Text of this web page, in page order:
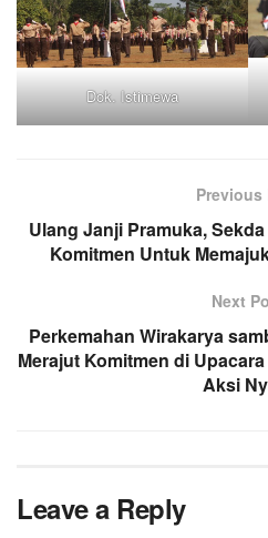
Dok. Istimewa
Previous
Ulang Janji Pramuka,
Komitmen Untuk
Next
Perkemahan Wirakarya
Merajut Komitmen di
Aksi
Leave a Reply